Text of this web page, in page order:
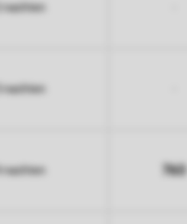
2 nachten
3 nachten
4 nachten 760